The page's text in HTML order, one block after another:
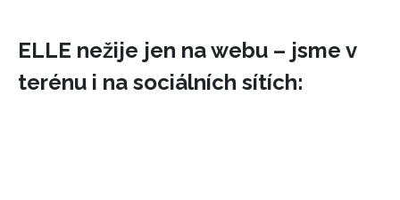
ELLE nežije jen na webu – jsme v
terénu i na sociálních sítích: